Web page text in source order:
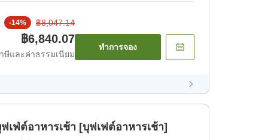
-14% ฿8,047.14
฿6,840.07
ษีและค่าธรรมเนียม
ทำการจอง
ฟ่ต์อาหารเช้า [บุฟเฟต์อาหารเช้า]